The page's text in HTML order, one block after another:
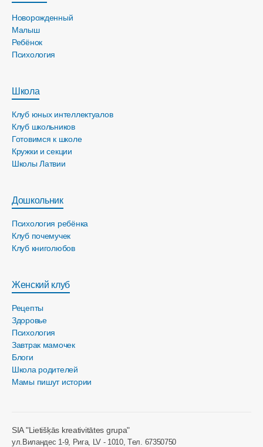
Новорожденный
Малыш
Ребёнок
Психология
Школа
Клуб юных интеллектуалов
Клуб школьников
Готовимся к школе
Кружки и секции
Школы Латвии
Дошкольник
Психология ребёнка
Клуб почемучек
Клуб книголюбов
Женский клуб
Рецепты
Здоровье
Психология
Завтрак мамочек
Блоги
Школа родителей
Мамы пишут истории
SIA "Lietišķās kreativitātes grupa"
ул.Виландес 1-9, Рига, LV - 1010, Tел. 67350750